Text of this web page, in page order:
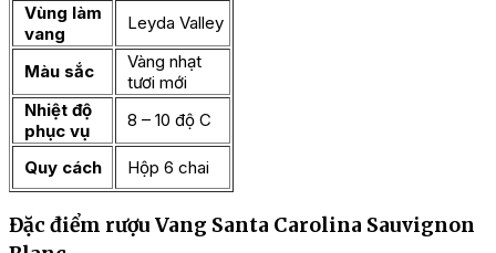
Vùng làm
vang
Leyda Valley
Màu sắc
Vàng nhạt
tươi mới
Nhiệt độ
phục vụ
8 – 10 độ C
Quy cách Hộp 6 chai
Đặc điểm rượu Vang Santa Carolina Sauvignon